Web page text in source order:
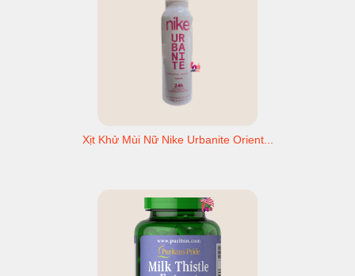
Xịt Khử Mùi Nữ Nike Urbanite Orient...